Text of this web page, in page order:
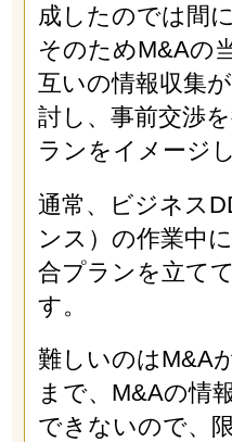
成したのでは間
そのためM&Aの
互いの情報収集
討し、事前交渉
ランをイメージ
通常、ビジネス
ンス）の作業中
合プランを立て
す。
難しいのはM&A
まで、M&Aの情
できないので、